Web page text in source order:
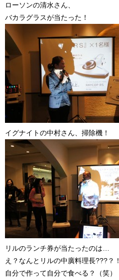
ローソンの清水さん、
バカラグラスが当たった！
イグナイトの中村さん、掃除機！
リルのランチ券が当たったのは…
え？なんとリルの中廣料理長???？！
自分で作って自分で食べる？（笑）